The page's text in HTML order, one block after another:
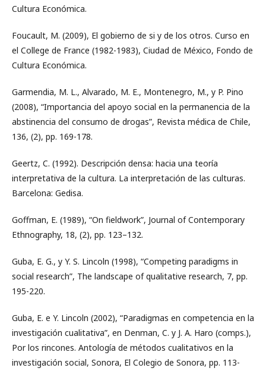
Cultura Económica.
Foucault, M. (2009), El gobierno de si y de los otros. Curso en
el College de France (1982-1983), Ciudad de México, Fondo de
Cultura Económica.
Garmendia, M. L., Alvarado, M. E., Montenegro, M., y P. Pino
(2008), “Importancia del apoyo social en la permanencia de la
abstinencia del consumo de drogas”, Revista médica de Chile,
136, (2), pp. 169-178.
Geertz, C. (1992). Descripción densa: hacia una teoría
interpretativa de la cultura. La interpretación de las culturas.
Barcelona: Gedisa.
Goffman, E. (1989), “On fieldwork”, Journal of Contemporary
Ethnography, 18, (2), pp. 123–132.
Guba, E. G., y Y. S. Lincoln (1998), “Competing paradigms in
social research”, The landscape of qualitative research, 7, pp.
195-220.
Guba, E. e Y. Lincoln (2002), “Paradigmas en competencia en la
investigación cualitativa”, en Denman, C. y J. A. Haro (comps.),
Por los rincones. Antología de métodos cualitativos en la
investigación social, Sonora, El Colegio de Sonora, pp. 113-